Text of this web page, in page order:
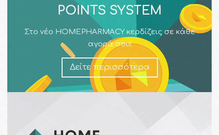
POINTS SYSTEM
Στο νέο HOMEPHARMACY κερδίζεις σε κάθε
αγορά σου!
Δείτε περισσότερα